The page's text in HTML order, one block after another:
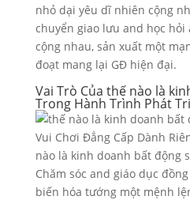
nhỏ dại yêu dĩ nhiên cộng
chuyển giao lưu and học hỏi
cộng nhau, sản xuất một
đoạt mang lại GĐ hiện đại.
Vai Trò Của thế nào là
Trong Hành Trình Phát
Chăm sóc and giáo dục
biến hóa tướng một mệnh